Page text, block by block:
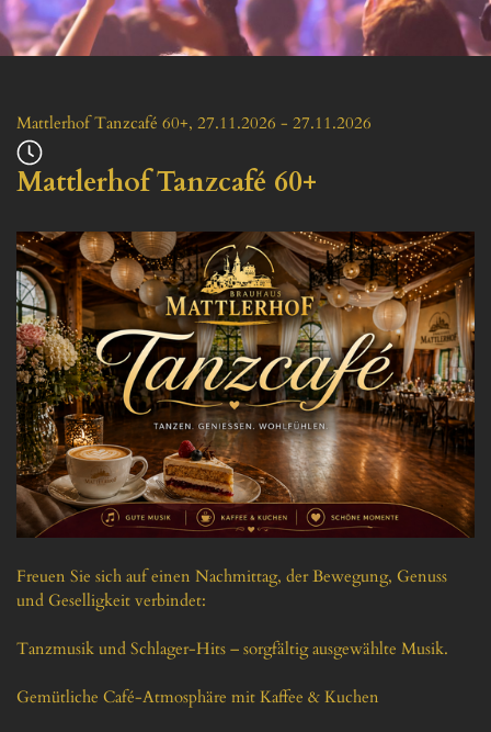
Mattlerhof Tanzcafé 60+, 27.11.2026 - 27.11.2026
Mattlerhof Tanzcafé 60+
Freuen Sie sich auf einen Nachmittag, der Bewegung, Genuss
und Geselligkeit verbindet:
Tanzmusik und Schlager-Hits – sorgfältig ausgewählte Musik.
Gemütliche Café-Atmosphäre mit Kaffee & Kuchen